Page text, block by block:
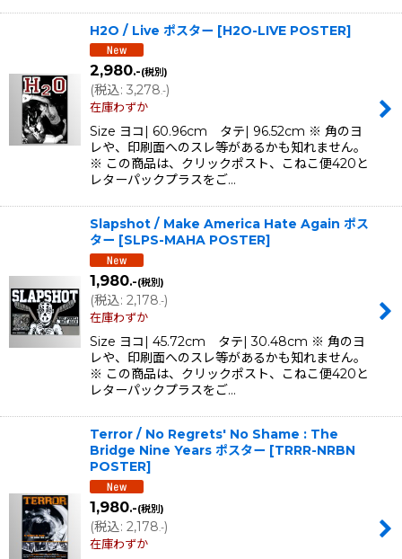
H2O / Live ポスター [H2O-LIVE POSTER]
2,980.-(税別)
(税込: 3,278.-)
在庫わずか
Size ヨコ| 60.96cm タテ| 96.52cm ※ 角のヨ
レや、印刷面へのスレ等があるかも知れません。
※ この商品は、クリックポスト、こねこ便420と
レターパックプラスをご…
Slapshot / Make America Hate Again ポス
ター [SLPS-MAHA POSTER]
1,980.-(税別)
(税込: 2,178.-)
在庫わずか
Size ヨコ| 45.72cm タテ| 30.48cm ※ 角のヨ
レや、印刷面へのスレ等があるかも知れません。
※ この商品は、クリックポスト、こねこ便420と
レターパックプラスをご…
Terror / No Regrets' No Shame : The
Bridge Nine Years ポスター [TRRR-NRBN
POSTER]
1,980.-(税別)
(税込: 2,178.-)
在庫わずか